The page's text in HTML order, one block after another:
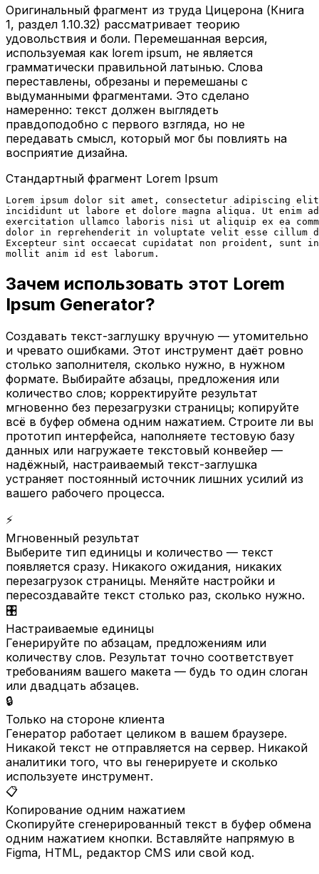
Оригинальный фрагмент из труда Цицерона (Книга
1, раздел 1.10.32) рассматривает теорию
удовольствия и боли. Перемешанная версия,
используемая как lorem ipsum, не является
грамматически правильной латынью. Слова
переставлены, обрезаны и перемешаны с
выдуманными фрагментами. Это сделано
намеренно: текст должен выглядеть
правдоподобно с первого взгляда, но не
передавать смысл, который мог бы повлиять на
восприятие дизайна.
Стандартный фрагмент Lorem Ipsum
Lorem ipsum dolor sit amet, consectetur adipiscing
incididunt ut labore et dolore magna aliqua. Ut enim
exercitation ullamco laboris nisi ut aliquip ex ea
dolor in reprehenderit in voluptate velit esse cillum
Excepteur sint occaecat cupidatat non proident, sunt
mollit anim id est laborum.
Зачем использовать этот Lorem
Ipsum Generator?
Создавать текст-заглушку вручную — утомительно
и чревато ошибками. Этот инструмент даёт ровно
столько заполнителя, сколько нужно, в нужном
формате. Выбирайте абзацы, предложения или
количество слов; корректируйте результат
мгновенно без перезагрузки страницы; копируйте
всё в буфер обмена одним нажатием. Строите ли вы
прототип интерфейса, наполняете тестовую базу
данных или нагружаете текстовый конвейер —
надёжный, настраиваемый текст-заглушка
устраняет постоянный источник лишних усилий из
вашего рабочего процесса.
⚡
Мгновенный результат
Выберите тип единицы и количество — текст
появляется сразу. Никакого ожидания, никаких
перезагрузок страницы. Меняйте настройки и
пересоздавайте текст столько раз, сколько нужно.
🎛️
Настраиваемые единицы
Генерируйте по абзацам, предложениям или
количеству слов. Результат точно соответствует
требованиям вашего макета — будь то один слоган
или двадцать абзацев.
🔒
Только на стороне клиента
Генератор работает целиком в вашем браузере.
Никакой текст не отправляется на сервер. Никакой
аналитики того, что вы генерируете и сколько
используете инструмент.
📋
Копирование одним нажатием
Скопируйте сгенерированный текст в буфер обмена
одним нажатием кнопки. Вставляйте напрямую в
Figma, HTML, редактор CMS или свой код.